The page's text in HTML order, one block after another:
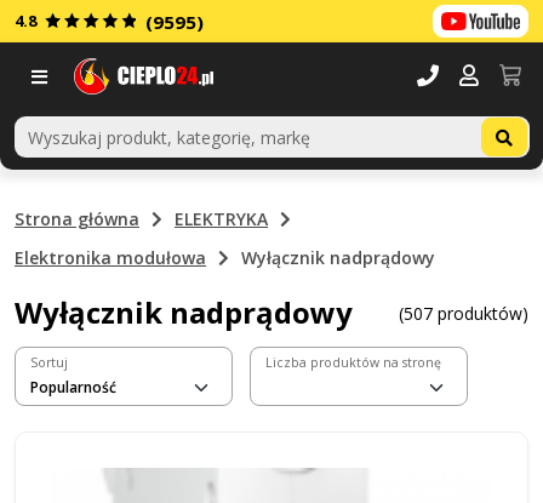
4.8 (9595)
Strona główna
ELEKTRYKA
Elektronika modułowa
Wyłącznik nadprądowy
Wyłącznik nadprądowy (507 produktów)
Sortuj Liczba produktów na stronę